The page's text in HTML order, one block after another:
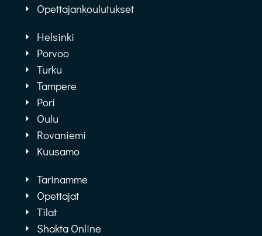
Opettajankoulutukset
Helsinki
Porvoo
Turku
Tampere
Pori
Oulu
Rovaniemi
Kuusamo
Tarinamme
Opettajat
Tilat
Shakta Online